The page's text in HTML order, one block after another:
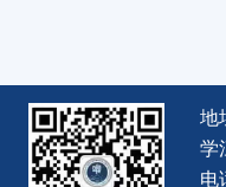
地
学
电